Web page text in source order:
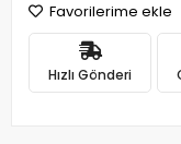
Favorilerime ekle
Hızlı Gönderi